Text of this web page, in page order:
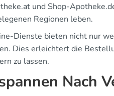
und Shop-
Regionen leben.
Dienste bieten nicht nur
Dies erleichtert die
zu lassen.
Nach